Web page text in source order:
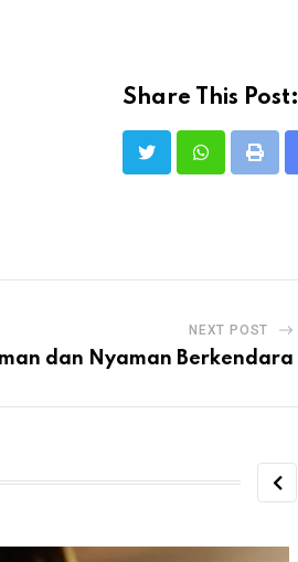
Share This Post:
Print
NEXT POST
dan Nyaman Berkendara